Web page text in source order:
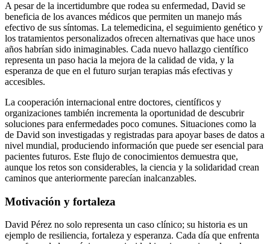
A pesar de la incertidumbre que rodea su enfermedad, David se
beneficia de los avances médicos que permiten un manejo más
efectivo de sus síntomas. La telemedicina, el seguimiento genético y
los tratamientos personalizados ofrecen alternativas que hace unos
años habrían sido inimaginables. Cada nuevo hallazgo científico
representa un paso hacia la mejora de la calidad de vida, y la
esperanza de que en el futuro surjan terapias más efectivas y
accesibles.
La cooperación internacional entre doctores, científicos y
organizaciones también incrementa la oportunidad de descubrir
soluciones para enfermedades poco comunes. Situaciones como la
de David son investigadas y registradas para apoyar bases de datos a
nivel mundial, produciendo información que puede ser esencial para
pacientes futuros. Este flujo de conocimientos demuestra que,
aunque los retos son considerables, la ciencia y la solidaridad crean
caminos que anteriormente parecían inalcanzables.
Motivación y fortaleza
David Pérez no solo representa un caso clínico; su historia es un
ejemplo de resiliencia, fortaleza y esperanza. Cada día que enfrenta